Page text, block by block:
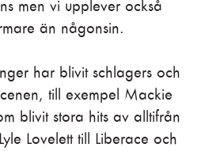
men vi upplever också
än någonsin.
har blivit schlagers och
till exempel Mackie
blivit stora hits av alltifrån
Lovelett till Liberace och